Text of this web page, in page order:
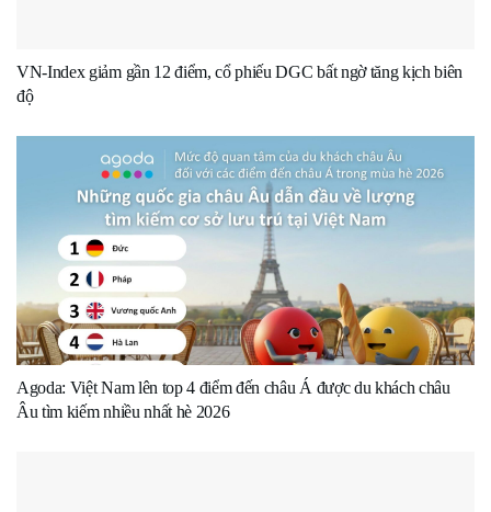
VN-Index giảm gần 12 điểm, cổ phiếu DGC bất ngờ tăng kịch biên
độ
Agoda: Việt Nam lên top 4 điểm đến châu Á được du khách châu
Âu tìm kiếm nhiều nhất hè 2026